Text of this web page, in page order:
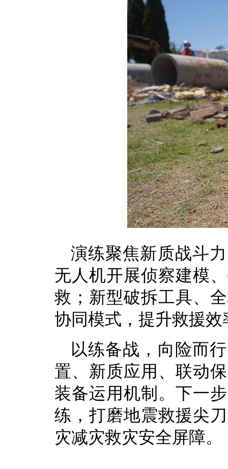
演练聚焦新质战斗
无人机开展侦察建模
救；新型破拆工具、
协同模式，提升救援
以练备战，向险而
置、新质应用、联动
装备运用机制。下一
练，打磨地震救援尖
灾减灾救灾安全屏障。